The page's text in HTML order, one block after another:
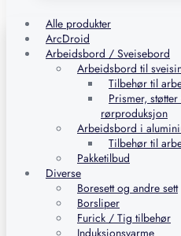
Alle produkter
ArcDroid
Arbeidsbord / Sveisebord
Arbeidsbord til
Tilbehør til
Prismer,
rørproduksjon
Arbeidsbord i
Tilbehør til
Pakketilbud
Diverse
Boresett og andre sett
Borsliper
Furick / Tig tilbehør
Induksjonsvarme